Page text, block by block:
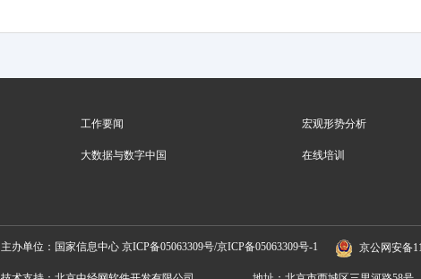
工作要闻 宏观形势分析
大数据与数字中国 在线培训
主办单位：国家信息中心 京ICP备05063309号/京ICP备05063309号-1 京公网安备